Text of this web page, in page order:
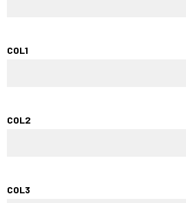
COL1
COL2
COL3